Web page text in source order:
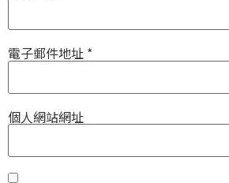
電子郵件地址 *
個人網站網址